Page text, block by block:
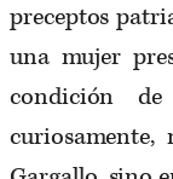
preceptos
una mujer
condición